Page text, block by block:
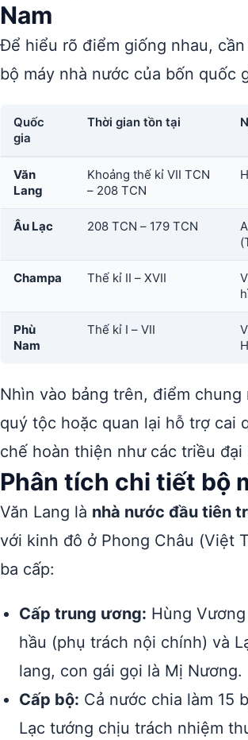
Nam
Để hiểu rõ điểm giống nhau,
bộ máy nhà nước của bốn quốc
Quốc
gia
Thời gian tồn tại
Văn
Lang
Khoảng thế kỉ VII TCN
– 208 TCN
Âu Lạc 208 TCN – 179 TCN
Champa Thế kỉ II – XVII
Phù
Nam
Thế kỉ I – VII
Nhìn vào bảng trên, điểm chung
quý tộc hoặc quan lại hỗ trợ cai
chế hoàn thiện như các triều đại
Phân tích chi tiết bộ
Văn Lang là nhà nước đầu tiên
với kinh đô ở Phong Châu (Việt
ba cấp:
Cấp trung ương: Hùng
hầu (phụ trách nội chính) và
lang, con gái gọi là Mị Nương.
Cấp bộ: Cả nước chia làm 15
Lạc tướng chịu trách nhiệm